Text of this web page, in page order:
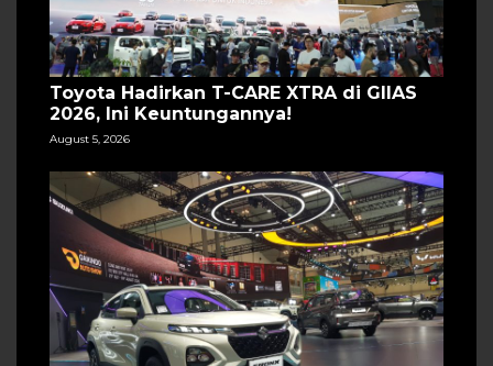
Toyota Hadirkan T-CARE XTRA di GIIAS
2026, Ini Keuntungannya!
August 5, 2026